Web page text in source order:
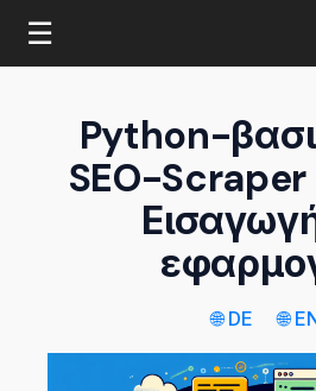
☰
Python-
SEO-
🌐 DE 🌐